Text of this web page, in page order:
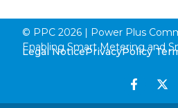
© PPC 2026 | Power Plus
Enabling Smart Metering and
Legal NoticePrivacyPolicy